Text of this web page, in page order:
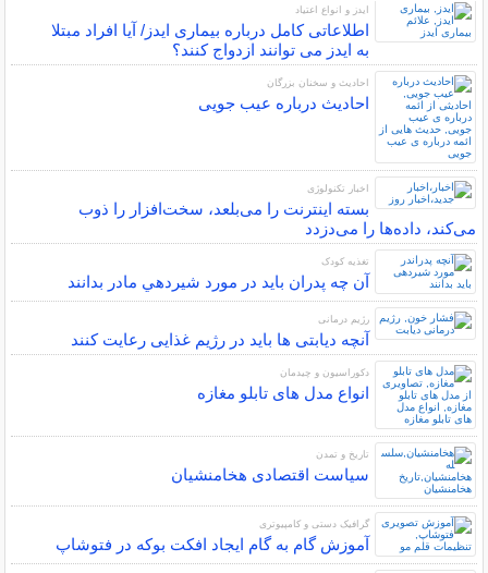
ایدز و انواع اعتیاد
اطلاعاتی کامل درباره بیماری ایدز/ آیا افراد مبتلا
به ایدز می توانند ازدواج کنند؟
احادیث و سخنان بزرگان
احادیث درباره عیب جویی
اخبار تکنولوژی
بسته اینترنت را می‌بلعد، سخت‌افزار را ذوب
می‌کند، داده‌ها را می‌دزدد
تغذیه کودک
آن چه پدران بايد در مورد شيردهي مادر بدانند
رژیم درمانی
آنچه دیابتی ها باید در رژیم غذایی رعایت کنند
دکوراسیون و چیدمان
انواع مدل های تابلو مغازه
تاریخ و تمدن
سیاست اقتصادی هخامنشیان
گرافیک دستی و کامپیوتری
آموزش گام به گام ایجاد افکت بوکه در فتوشاپ